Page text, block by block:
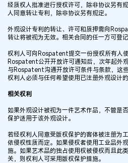
经质权人批准进行授权许可，除非协议另有
人同意转让专利，除非协议另有规定。
外观设计专利的转让、许可和质押需向
转让将被视为无效。相关合同的任一方可登记
权利人可向Rospatent提交一份授权所有人
Rospatent公开开放许可通知后，次年起外
与Rospatent沟通开放许可条件与条款，这
权利人必须与任何希望使用已注册外观设计
相关权利
如果外观设计被视为一件艺术作品，不管是
保护适用于该外观设计。
若经权利人同意受版权保护的客体被注册为
依侵权性质而定。如果侵权者使用工业品外
施。如果艺术品的独占使用权被侵权而且此
关，则权利人可采用版权保护措施。